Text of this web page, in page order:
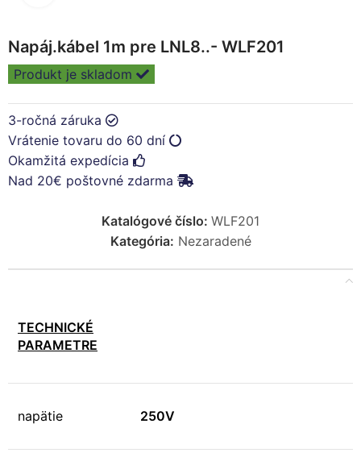
Napáj.kábel 1m pre LNL8..- WLF201
Produkt je skladom
3-ročná záruka
Vrátenie tovaru do 60 dní
Okamžitá expedícia
Nad 20€ poštovné zdarma
Katalógové číslo: WLF201
Kategória: Nezaradené
TECHNICKÉ
PARAMETRE
napätie 250V